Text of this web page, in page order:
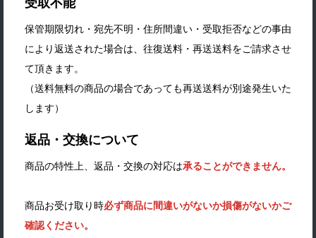
保管期限切れ・宛先不明・住所間違い・受取拒否などの事由
により返送された場合は、往復送料・再送送料をご請求させ
て頂きます。
（送料無料の商品の場合であっても再送送料が別途発生いた
します）
返品・交換について
商品の特性上、返品・交換の対応は承ることができません。
商品お受け取り時必ず商品に間違いがないか損傷がないかご
確認ください。